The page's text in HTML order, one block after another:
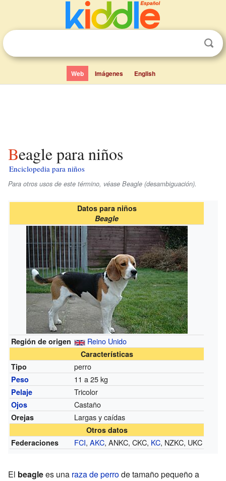
Web Imágenes English
Beagle para niños
Enciclopedia para niños
Para otros usos de este término, véase Beagle (desambiguación).
Datos para niños
Beagle
Región de origen Reino Unido
Características
Tipo
perro
Peso 11 a 25 kg
Pelaje Tricolor
Ojos Castaño
Orejas Largas y caídas
Otros datos
Federaciones
FCI,AKC, ANKC, CKC, KC, NZKC, UKC
El beaglees una raza de perrode tamaño pequeño a